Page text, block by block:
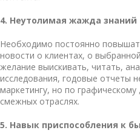
4. Неутолимая жажда знаний
Необходимо постоянно
новости о клиентах, о
желание выискивать, читать,
исследования, годовые отчеты
маркетингу, но по графическому
смежных отраслях.
5. Навык приспособления к